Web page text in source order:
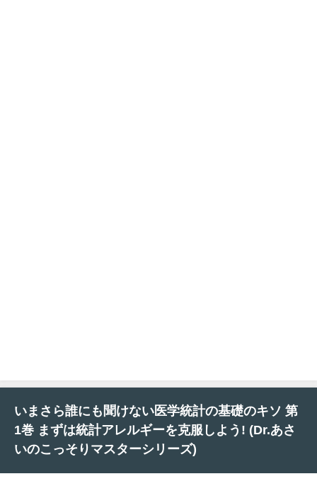
いまさら誰にも聞けない医学統計の基礎のキソ 第
1巻 まずは統計アレルギーを克服しよう! (Dr.あさ
いのこっそりマスターシリーズ)